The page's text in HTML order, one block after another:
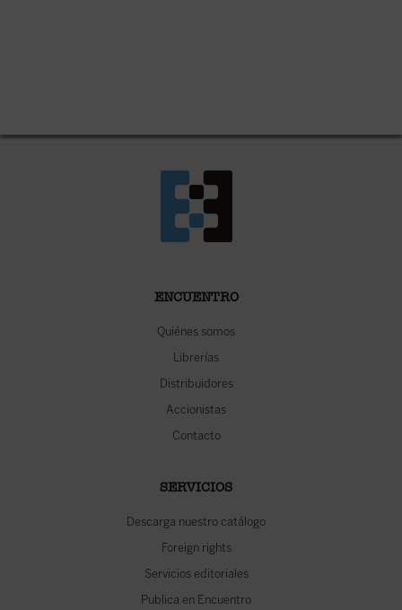
ENCUENTRO
Quiénes somos
Librerías
Distribuidores
Accionistas
Contacto
SERVICIOS
Descarga nuestro catálogo
Foreign rights
Servicios editoriales
Publica en Encuentro